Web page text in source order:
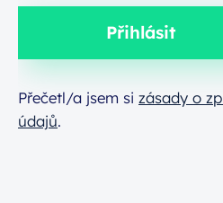
Přihlásit
Přečetl/a jsem si zásady o
údajů.